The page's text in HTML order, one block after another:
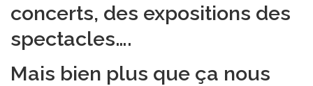
concerts, des expositions des
spectacles….
Mais bien plus que ça nous